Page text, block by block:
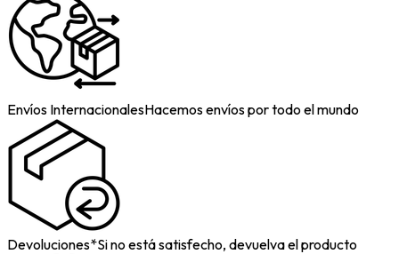
Envíos InternacionalesHacemos envíos por todo el mundo
Devoluciones*Si no está satisfecho, devuelva el producto